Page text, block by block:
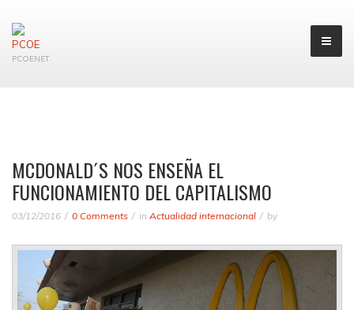
PCOENET
MCDONALD´S NOS ENSEÑA EL
FUNCIONAMIENTO DEL CAPITALISMO
03/12/2016 0 Comments in Actualidad internacional by